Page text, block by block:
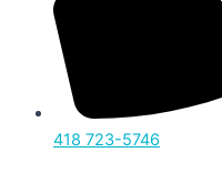
418 723-5746